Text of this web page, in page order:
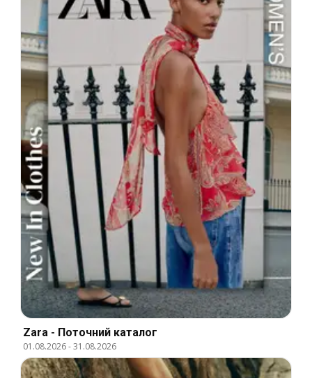
Zara - Поточний каталог
01.08.2026-31.08.2026